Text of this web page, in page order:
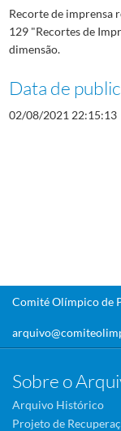
Recorte de imprensa
129 "Recortes de
dimensão.
Data de
02/08/2021 22:15:13
Comité Olímpico de
Sobre o
Arquivo Histórico
Projeto de